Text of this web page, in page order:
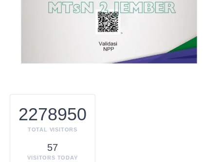
2278950
TOTAL VISITORS
57
VISITORS TODAY